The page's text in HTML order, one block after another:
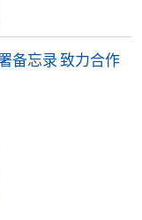
备忘录 致力合作